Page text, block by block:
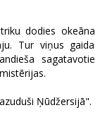
dodies okeāna
Tur viņus gaida
sagatavotie
Ņūdžersijā".